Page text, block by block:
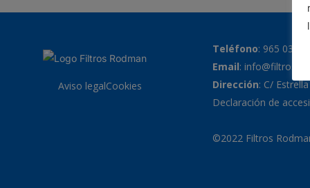
Aviso legalCookies
Teléfono: 965 038
Email:
Dirección: C/
Declaración de
©2022 Filtros